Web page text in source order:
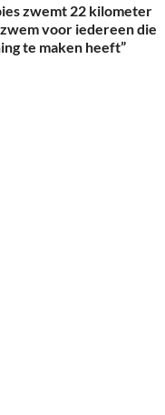
zwemt 22 kilometer
voor iedereen die
te maken heeft”